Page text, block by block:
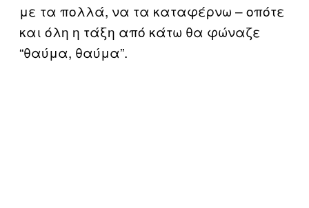
με τα πολλά, να τα καταφέρνω – οπότε
και όλη η τάξη από κάτω θα φώναζε
“θαύμα, θαύμα”.